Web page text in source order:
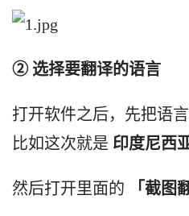
② 选择要翻译的语言
打开软件之后，先把语言
比如这次就是 印度尼西
然后打开里面的 「截图